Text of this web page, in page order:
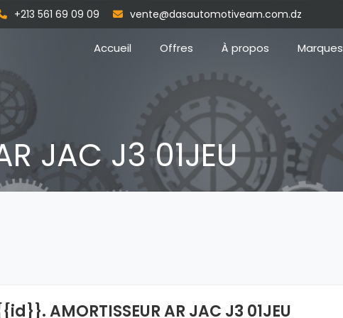
+213 561 69 09 09 vente@dasautomotiveam.com.dz
Accueil Offres À propos Marques
JAC J3 01JEU
AMORTISSEUR AR JAC J3 01JEU